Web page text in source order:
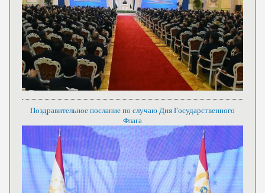
Поздравительное послание по случаю Дня Государственного
Флага